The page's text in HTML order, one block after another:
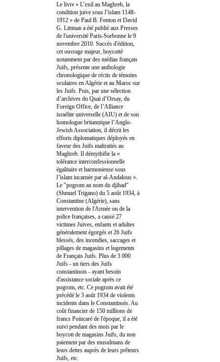
Le livre « L’exil au Maghreb, la
condition juive sous l’islam 1148-
1912 » de Paul B. Fenton et David
G. Littman a été publié aux Presses
de l'université Paris-Sorbonne le 9
novembre 2010. Succès d'édition,
cet ouvrage majeur, boycotté
notamment par des médias français
Juifs, présente une anthologie
chronologique de récits de témoins
oculaires en Algérie et au Maroc sur
les Juifs. Puis, par une sélection
d’archives du Quai d’Orsay, du
Foreign Office, de l’Alliance
israélite universelle (AIU) et de son
homologue britannique l’Anglo-
Jewish Association, il décrit les
efforts diplomatiques déployés en
faveur des Juifs maltraités au
Maghreb. Il démythifie la «
tolérance interconfessionnelle
égalitaire et harmonieuse sous
l’islam incarnée par al-Andalous ».
Le "pogrom au nom du djihad"
(Shmuel Trigano) du 5 août 1934, à
Constantine (Algérie), sans
intervention de l'Armée ou de la
police françaises, a causé 27
victimes Juives, enfants et adultes
généralement égorgés et 26 Juifs
blessés, des incendies, saccages et
pillages de magasins et logements
de Français Juifs. Plus de 3 000
Juifs - un tiers des Juifs
constantinois - ayant besoin
d'assistance sociale après ce
pogrom, etc. Ce pogrom avait été
précédé le 3 août 1934 de violents
incidents dans le Constantinois. Au
coût financier de 150 millions de
francs Poincaré de l'époque, il a été
suivi pendant des mois par le
boycott de magasins Juifs, du non
paiement par des musulmans de
leurs dettes auprès de leurs prêteurs
Juifs, etc.